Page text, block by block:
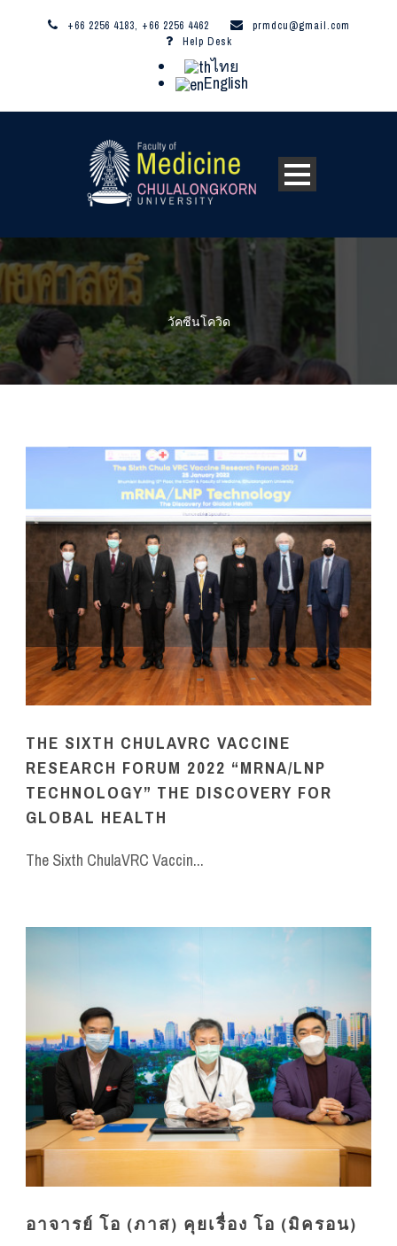
+66 2256 4183, +66 2256 4462
prmdcu@gmail.com
Help Desk
ไทย
English
วัคซีนโควิด
THE SIXTH CHULAVRC VACCINE
RESEARCH FORUM 2022 “MRNA/LNP
TECHNOLOGY” THE DISCOVERY FOR
GLOBAL HEALTH
The Sixth ChulaVRC Vaccin...
อาจารย์ โอ (ภาส) คุยเรื่อง โอ (มิครอน)